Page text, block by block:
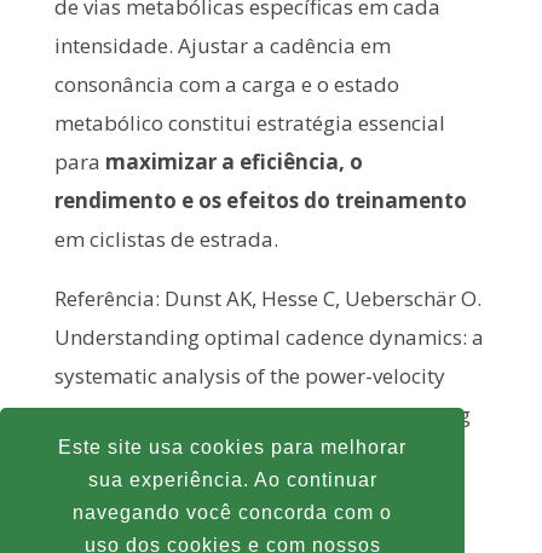
de vias metabólicas específicas em cada
intensidade. Ajustar a cadência em
consonância com a carga e o estado
metabólico constitui estratégia essencial
para maximizar a eficiência, o
rendimento e os efeitos do treinamento
em ciclistas de estrada.
Referência: Dunst AK, Hesse C, Ueberschär O.
Understanding optimal cadence dynamics: a
systematic analysis of the power-velocity
relationship in track cyclists with increasing
exercise intensity. Front Physiol. 2024 Apr
5;15:1343601. doi:
10.3389/fphys.2024.1343601. PMID:
Este site usa cookies para melhorar
sua experiência. Ao continuar
navegando você concorda com o
uso dos cookies e com nossos